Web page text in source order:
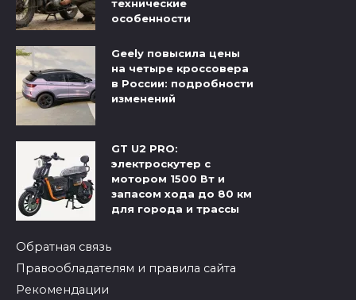
технические
особенности
Geely повысила цены
на четыре кроссовера
в России: подробности
изменений
GT U2 PRO:
электроскутер с
мотором 1500 Вт и
запасом хода до 80 км
для города и трассы
Обратная связь
Правообладателям и правила сайта
Рекомендации